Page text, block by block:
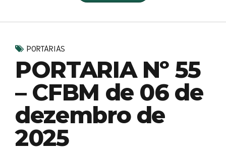
PORTARIAS
PORTARIA Nº 55
– CFBM de 06 de
dezembro de
2025